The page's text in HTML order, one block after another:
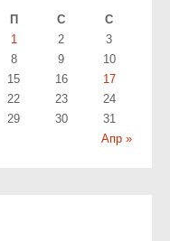
П С С
Апр »
1 2
3
8 9
10
15 16
17
22 23
24
29 30 31